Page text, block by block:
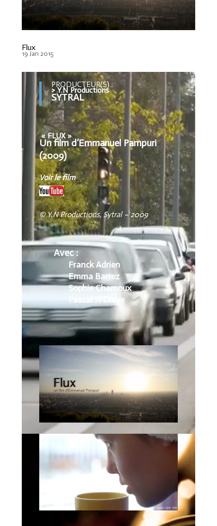
Flux
19 Jan 2015
PRODUCTEUR(S) :
> Y.N Productions
SYTRAL
« FLUX »
Un film d’Emmanuel Pampuri
(2009)
Voir le film
© Y.N Productions, Sytral – 2009
Avec :
Franck Adrien
Emma Barrez
Sophie Chamoux
Pascal N’Diaye